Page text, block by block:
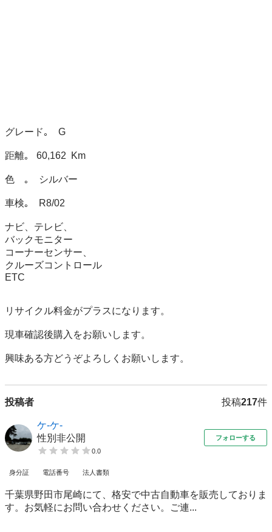
グレード｡    G
距離｡   60,162  Km
色　｡    シルバー
車検｡    R8/02
ナビ、テレビ、
バックモニター
コーナーセンサー、
クルーズコントロール
ETC
リサイクル料金がプラスになります。
現車確認後購入をお願いします。
興味ある方どうぞよろしくお願いします。
投稿者 投稿217件
ケ-ケ-
性別非公開
0.0
フォローする
身分証 電話番号 法人書類
千葉県野田市尾崎にて、格安で中古自動車を販売しておりま
す。お気軽にお問い合わせください。ご連...